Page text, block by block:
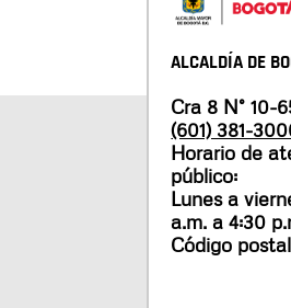
ALCALDÍA DE
Cra 8 N° 10-
(601) 381-
Horario de
público:
Lunes a
a.m. a 4:30
Código postal: